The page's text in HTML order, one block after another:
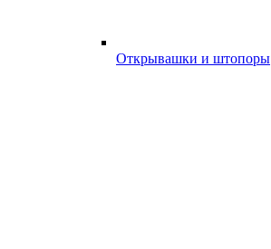
Открывашки и штопоры